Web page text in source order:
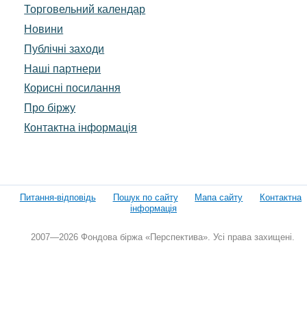
Торговельний календар
Новини
Публічні заходи
Наші партнери
Корисні посилання
Про біржу
Контактна інформація
Питання-відповідь Пошук по сайту Мапа сайту
Контактна
інформація
2007—2026 Фондова біржа «Перспектива». Усі права захищені.